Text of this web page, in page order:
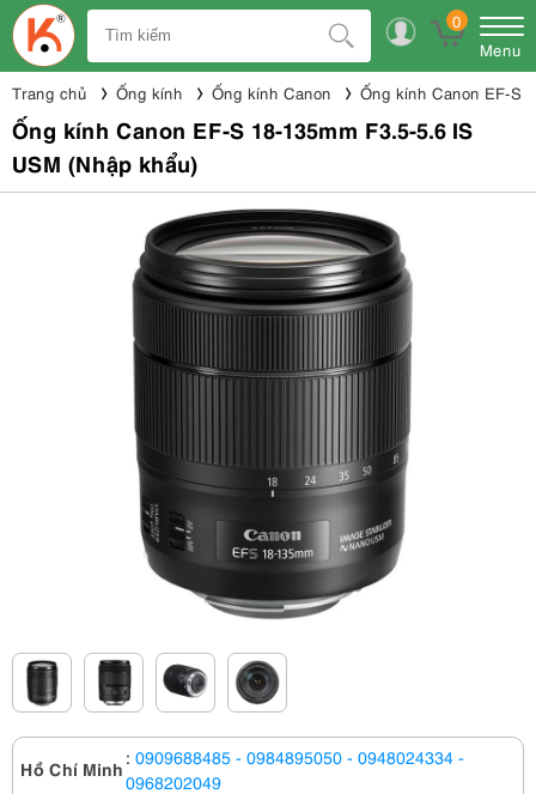
0
Menu
Trang chủ Ống kính Ống kính Canon Ống kính Canon EF-S
Ống kính Canon EF-S 18-135mm F3.5-5.6 IS
USM (Nhập khẩu)
Hồ Chí Minh : 0909688485 - 0984895050 - 0948024334 -
0968202049